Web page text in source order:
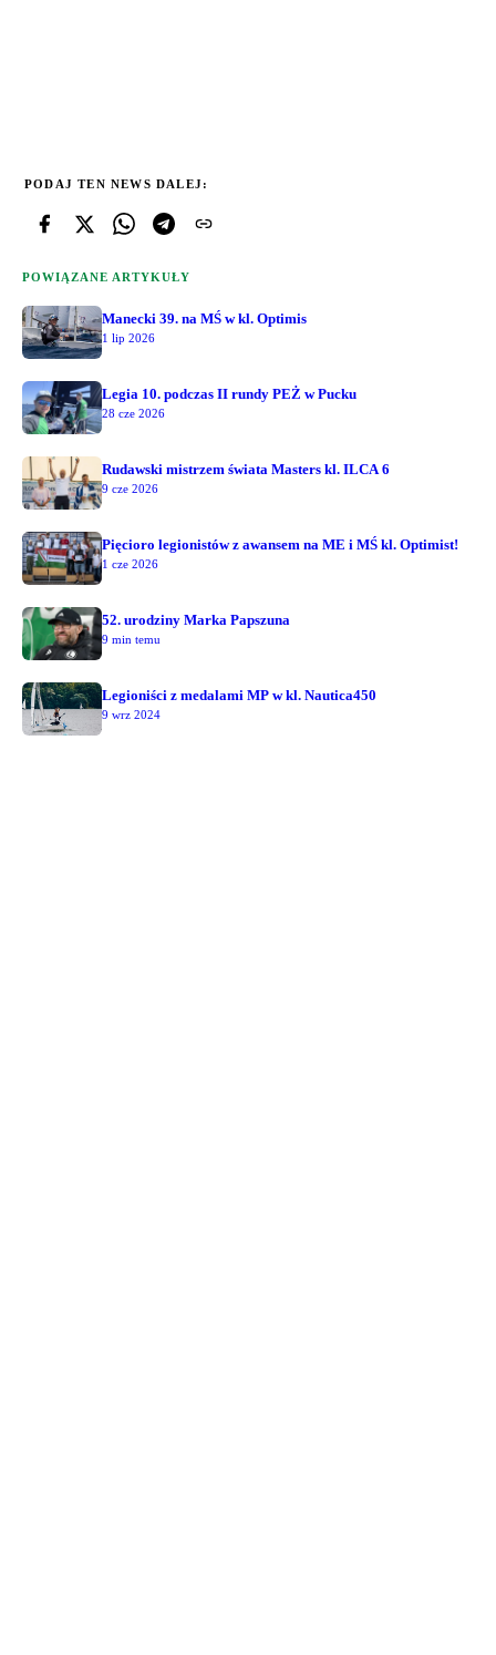
PODAJ TEN NEWS DALEJ:
POWIĄZANE ARTYKUŁY
Manecki 39. na MŚ w kl. Optimis
1 lip 2026
Legia 10. podczas II rundy PEŻ w Pucku
28 cze 2026
Rudawski mistrzem świata Masters kl. ILCA 6
9 cze 2026
Pięcioro legionistów z awansem na ME i MŚ kl. Optimist!
1 cze 2026
52. urodziny Marka Papszuna
9 min temu
Legioniści z medalami MP w kl. Nautica450
9 wrz 2024